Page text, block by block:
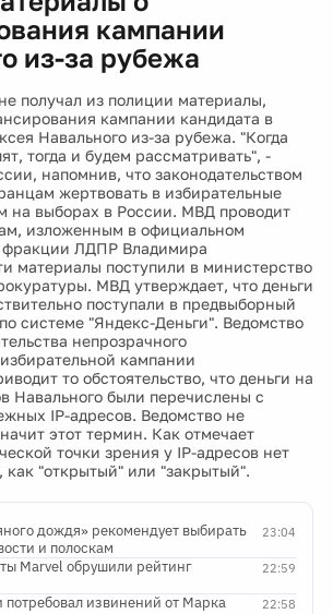
кампании
из-за рубежа
получал из полиции материалы,
кампании кандидата в
Навального из-за рубежа. "Когда
тогда и будем рассматривать", -
напомнив, что законодательством
жертвовать в избирательные
на выборах в России. МВД проводит
изложенным в официальном
фракции ЛДПР Владимира
материалы поступили в министерство
МВД утверждает, что деньги
поступали в предвыборный
системе "Яндекс-Деньги". Ведомство
непрозрачного
кампании
то обстоятельство, что деньги на
Навального были перечислены с
IP-адресов. Ведомство не
этот термин. Как отмечает
точки зрения у IP-адресов нет
как "открытый" или "закрытый".
23:04
дождя» рекомендует выбирать
и полоскам
22:59
Marvel обрушили рейтинг
22:58
извинений от Марка